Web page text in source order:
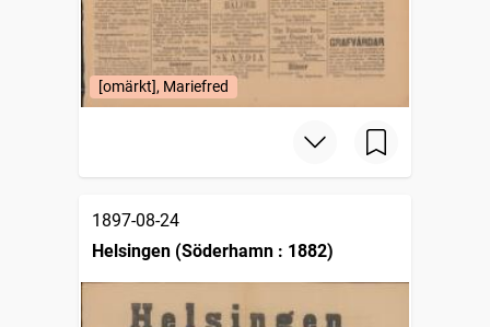
[omärkt], Mariefred
1897-08-24
Helsingen (Söderhamn : 1882)